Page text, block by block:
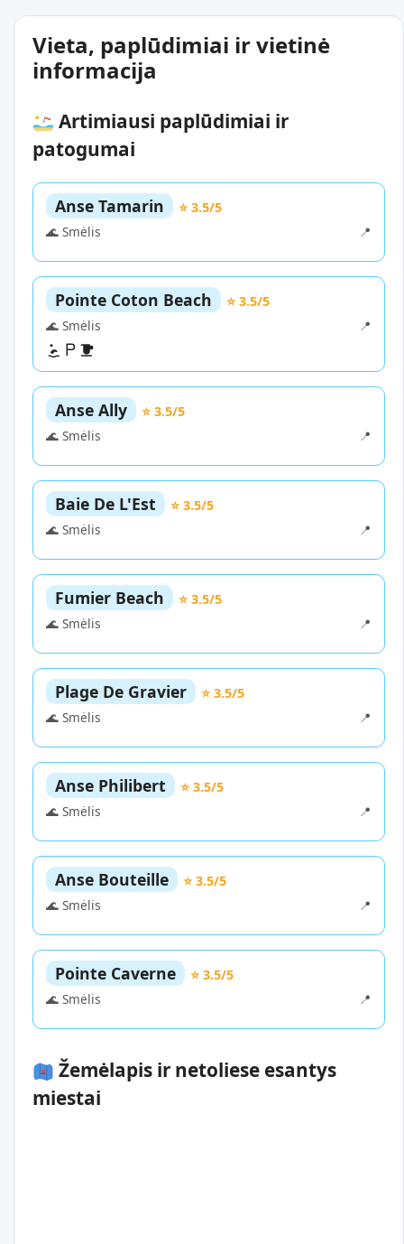
Vieta, paplūdimiai ir vietinė
informacija
Artimiausi paplūdimiai ir
patogumai
Anse Tamarin
⭐ 3.5/5
🌊 Smėlis
📍
Pointe Coton Beach
⭐ 3.5/5
🌊 Smėlis
📍
Anse Ally
⭐ 3.5/5
🌊 Smėlis
📍
Baie De L'Est
⭐ 3.5/5
🌊 Smėlis
📍
Fumier Beach
⭐ 3.5/5
🌊 Smėlis
📍
Plage De Gravier
⭐ 3.5/5
🌊 Smėlis
📍
Anse Philibert
⭐ 3.5/5
🌊 Smėlis
📍
Anse Bouteille
⭐ 3.5/5
🌊 Smėlis
📍
Pointe Caverne
⭐ 3.5/5
🌊 Smėlis
📍
Žemėlapis ir netoliese esantys
miestai